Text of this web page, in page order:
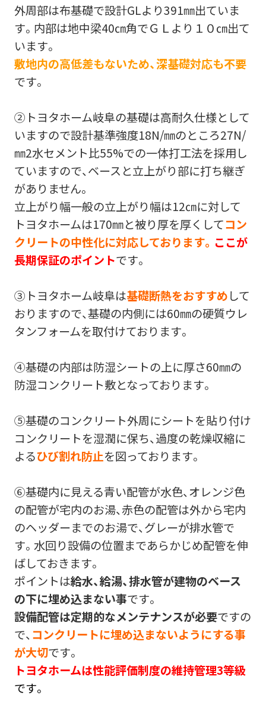
外周部は布基礎で設計GLより391㎜出ていま
す。内部は地中梁40㎝角でＧＬより１０㎝出て
います。
敷地内の高低差もないため、深基礎対応も不要
です。
②トヨタホーム岐阜の基礎は高耐久仕様として
いますので設計基準強度18N/㎜のところ27N/
㎜2水セメント比55%での一体打工法を採用し
ていますので、ベースと立上がり部に打ち継ぎ
がありません。
立上がり幅一般の立上がり幅は12㎝に対して
トヨタホームは170㎜と被り厚を厚くしてコン
クリートの中性化に対応しております。 ここが
長期保証のポイントです。
③トヨタホーム岐阜は基礎断熱をおすすめして
おりますので、基礎の内側には60㎜の硬質ウレ
タンフォームを取付けております。
④基礎の内部は防湿シートの上に厚さ60㎜の
防湿コンクリート敷となっております。
⑤基礎のコンクリート外周にシートを貼り付け
コンクリートを湿潤に保ち、過度の乾燥収縮に
よるひび割れ防止を図っております。
⑥基礎内に見える青い配管が水色、オレンジ色
の配管が宅内のお湯、赤色の配管は外から宅内
のヘッダーまでのお湯で、グレーが排水管で
す。水回り設備の位置まであらかじめ配管を伸
ばしておきます。
ポイントは給水、給湯、排水管が建物のベース
の下に埋め込まない事です。
設備配管は定期的なメンテナンスが必要ですの
で、コンクリートに埋め込まないようにする事
が大切です。
トヨタホームは性能評価制度の維持管理3等級
です。